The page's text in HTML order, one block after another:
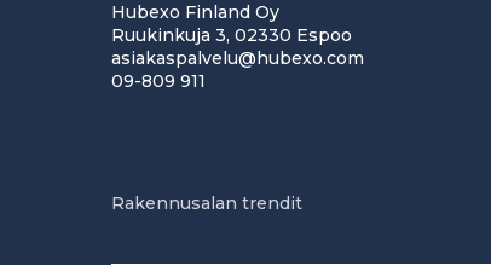
Hubexo Finland Oy
Ruukinkuja 3, 02330 Espoo
asiakaspalvelu@hubexo.com
09-809 911
Rakennusalan trendit